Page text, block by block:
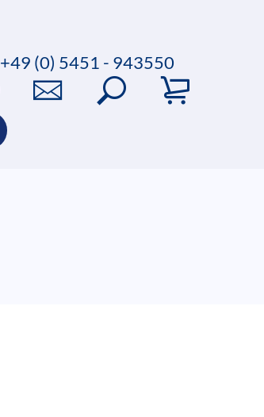
+49 (0) 5451 - 943550